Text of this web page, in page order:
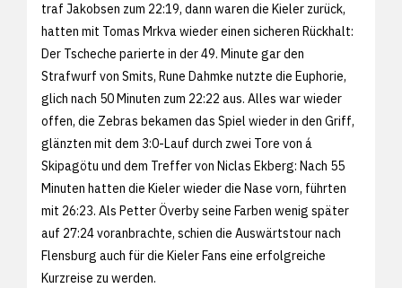
traf Jakobsen zum 22:19, dann waren die Kieler zurück,
hatten mit Tomas Mrkva wieder einen sicheren Rückhalt:
Der Tscheche parierte in der 49. Minute gar den
Strafwurf von Smits, Rune Dahmke nutzte die Euphorie,
glich nach 50 Minuten zum 22:22 aus. Alles war wieder
offen, die Zebras bekamen das Spiel wieder in den Griff,
glänzten mit dem 3:0-Lauf durch zwei Tore von á
Skipagötu und dem Treffer von Niclas Ekberg: Nach 55
Minuten hatten die Kieler wieder die Nase vorn, führten
mit 26:23. Als Petter Överby seine Farben wenig später
auf 27:24 voranbrachte, schien die Auswärtstour nach
Flensburg auch für die Kieler Fans eine erfolgreiche
Kurzreise zu werden.